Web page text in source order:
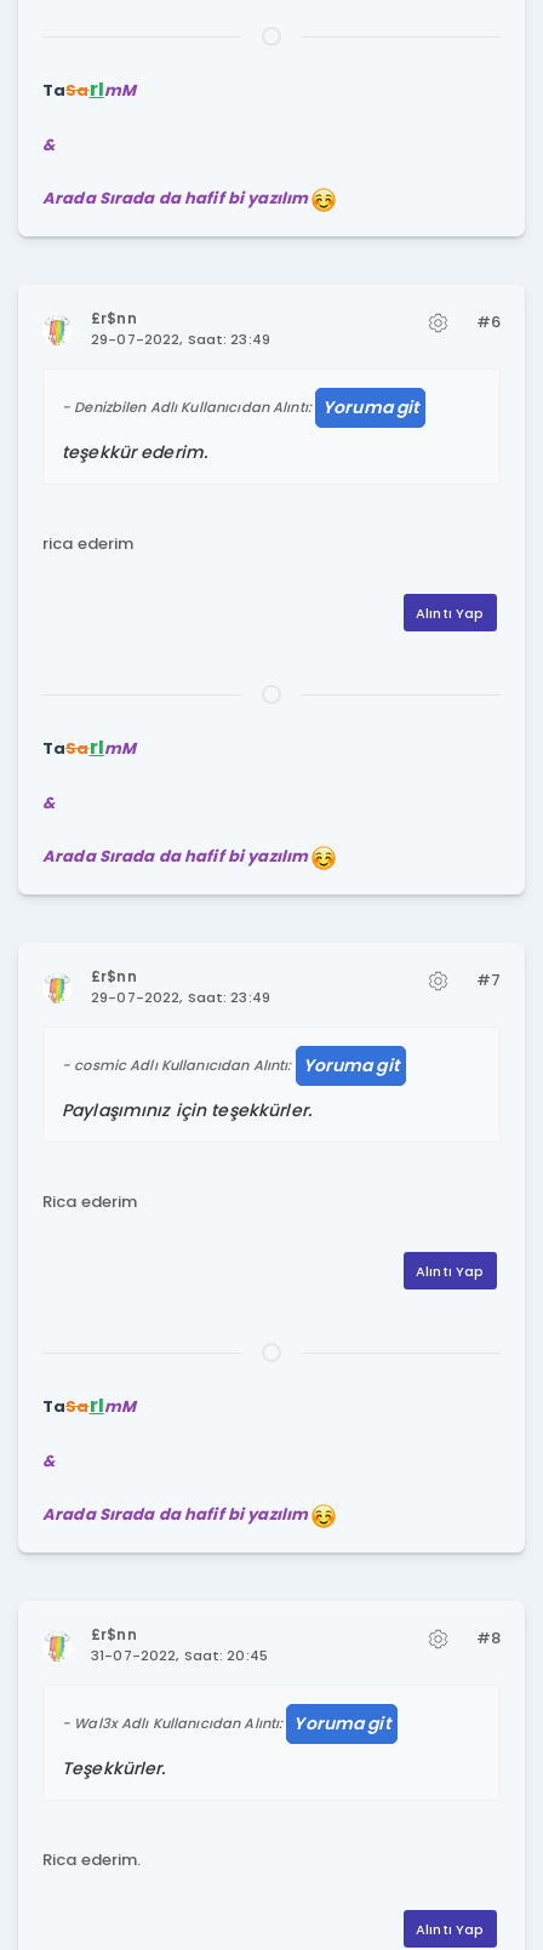
TaSarImM
&
Arada Sırada da hafif bi yazılım
£r$nn
29-07-2022, Saat: 23:49
#6
Denizbilen Adlı Kullanıcıdan Alıntı:
Yoruma git
teşekkür ederim.
rica ederim
Alıntı Yap
TaSarImM
&
Arada Sırada da hafif bi yazılım
£r$nn
29-07-2022, Saat: 23:49
#7
cosmic Adlı Kullanıcıdan Alıntı:
Yoruma git
Paylaşımınız için teşekkürler.
Rica ederim
Alıntı Yap
TaSarImM
&
Arada Sırada da hafif bi yazılım
£r$nn
31-07-2022, Saat: 20:45
#8
Wal3x Adlı Kullanıcıdan Alıntı:
Yoruma git
Teşekkürler.
Rica ederim.
Alıntı Yap